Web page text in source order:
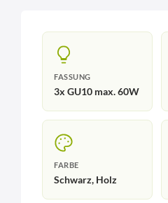
FASSUNG
3x GU10 max. 60W
FARBE
Schwarz, Holz